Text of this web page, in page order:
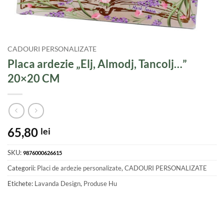
CADOURI PERSONALIZATE
Placa ardezie „Elj, Almodj, Tancolj…”
20×20 CM
65,80 lei
SKU: 9876000626615
Categorii: Placi de ardezie personalizate,CADOURI PERSONALIZATE
Etichete: Lavanda Design, Produse Hu